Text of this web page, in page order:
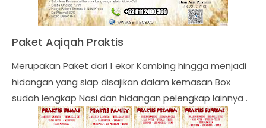
Paket Aqiqah Praktis
Merupakan Paket dari 1 ekor Kambing hingga menjadi
hidangan yang siap disajikan dalam kemasan Box
sudah lengkap Nasi dan hidangan pelengkap lainnya .